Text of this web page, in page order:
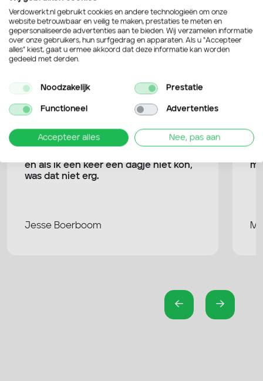
4,6 / 5van de 109 Google reviews
Bekijk Google reviews
Verdo is heel erg flexibel en dat werkt
en als ik een keer een dagje niet kon,
was dat niet erg.
Jesse Boerboom
Ik
Verdowerkt.nl gebruikt cookies en andere technologieën om onze
website betrouwbaar en veilig te maken, prestaties te meten en
gepersonaliseerde advertenties aan te bieden. Wij verzamelen informatie
over onze gebruikers, hun surfgedrag en apparaten. Als u “Accepteer
alles” kiest, gaat u ermee akkoord dat deze informatie kan worden
gedeeld met derden.
Noodzakelijk Prestatie
Functioneel Advertenties
Accepteer alles Nee, pas aan